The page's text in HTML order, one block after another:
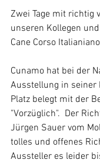
Zwei Tage mit richtig
unseren Kollegen
Cane Corso
Cunamo hat bei der
Ausstellung in seiner
Platz belegt mit der
"Vorzüglich".  Der
Jürgen Sauer vom
tolles und offenes
Aussteller es leider